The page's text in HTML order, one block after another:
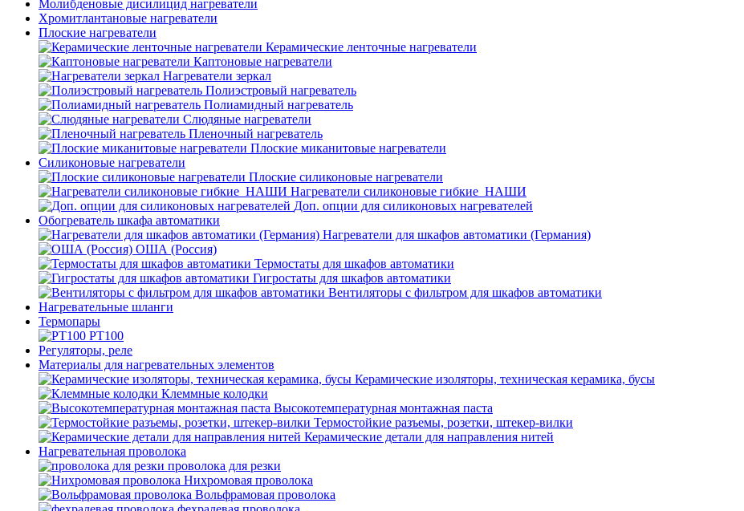
Молибденовые дисилицид нагреватели
Хромитлантановые нагреватели
Плоские нагреватели
Керамические ленточные нагреватели
Каптоновые нагреватели
Нагреватели зеркал
Полиэстровый нагреватель
Полиамидный нагреватель
Слюдяные нагреватели
Пленочный нагреватель
Плоские миканитовые нагреватели
Силиконовые нагреватели
Плоские силиконовые нагреватели
Нагреватели силиконовые гибкие_НАШИ
Доп. опции для силиконовых нагревателей
Обогреватель шкафа автоматики
Нагреватели для шкафов автоматики (Германия)
ОША (Россия)
Термостаты для шкафов автоматики
Гигростаты для шкафов автоматики
Вентиляторы с фильтром для шкафов автоматики
Нагревательные шланги
Термопары
PT100
Регуляторы, реле
Материалы для нагревательных элементов
Керамические изоляторы, техническая керамика, бусы
Клеммные колодки
Высокотемпературная монтажная паста
Термостойкие разъемы, розетки, штекер-вилки
Керамические детали для направления нитей
Нагревательная проволока
проволока для резки
Нихромовая проволока
Вольфрамовая проволока